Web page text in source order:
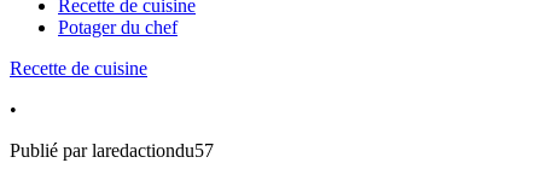
Recette de cuisine
Potager du chef
Recette de cuisine
•
Publié par laredactiondu57